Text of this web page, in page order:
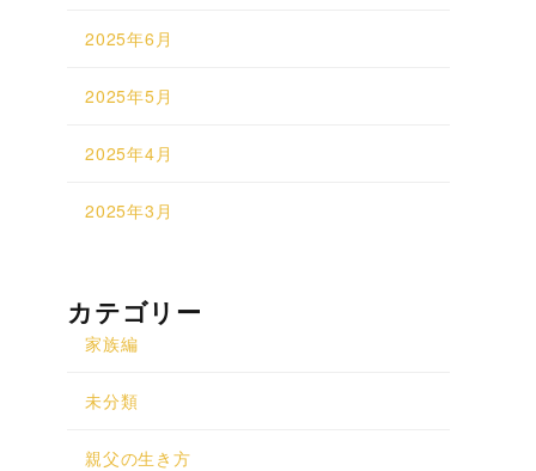
2025年6月
2025年5月
2025年4月
2025年3月
カテゴリー
家族編
未分類
親父の生き方